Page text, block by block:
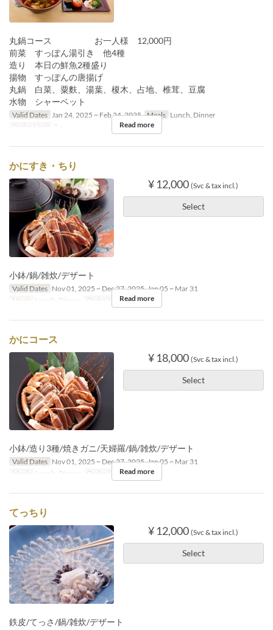
丸鍋コース お一人様 12,000円
前菜 すっぽん湯引き 他4種
造り 本日の鮮魚2種盛り
揚物 すっぽんの唐揚げ
丸鍋 白菜、粟麩、湯葉、榎木、占地、椎茸、豆腐
水物 シャーベット
Valid Dates Jan 24, 2025 ~ Feb 24, 2025 Meals Lunch, Dinner
Order Limit
2 ~ Read more
かにすき・ちり
¥ 12,000 (Svc & tax incl.)
Select
小鉢/鍋/雑炊/デザート
Valid Dates Nov 01, 2025 ~ Dec 27, 2025, Jan 05 ~ Mar 31
Meals
Lunch, Dinner Order Limit 2 ~ 20
Read more
かにコース
¥ 18,000 (Svc & tax incl.)
Select
小鉢/造り3種/焼きガニ/天婦羅/鍋/雑炊/デザート
Valid Dates Nov 01, 2025 ~ Dec 27, 2025, Jan 05 ~ Mar 31
Meals
Lunch, Dinner Order Limit 2 ~ 20
Read more
てっちり
¥ 12,000 (Svc & tax incl.)
Select
鉄皮/てっさ/鍋/雑炊/デザート